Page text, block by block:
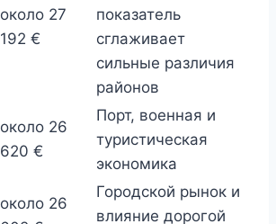
около 27
192 €
показатель
сглаживает
сильные различия
районов
около 26
620 €
Порт, военная и
туристическая
экономика
около 26
Городской рынок и
влияние дорогой